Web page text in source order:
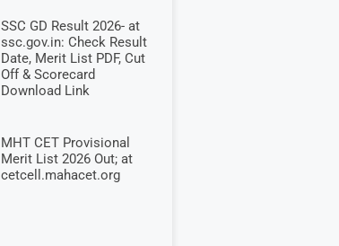
SSC GD Result 2026- at
ssc.gov.in: Check Result
Date, Merit List PDF, Cut
Off & Scorecard
Download Link
MHT CET Provisional
Merit List 2026 Out; at
cetcell.mahacet.org